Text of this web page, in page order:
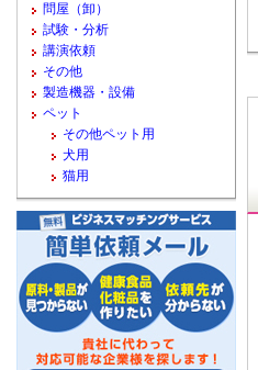
問屋（卸）
試験・分析
講演依頼
その他
製造機器・設備
ペット
その他ペット用
犬用
猫用